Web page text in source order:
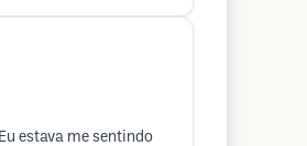
estava me sentindo